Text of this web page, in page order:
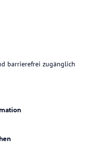
barrierefrei zugänglich